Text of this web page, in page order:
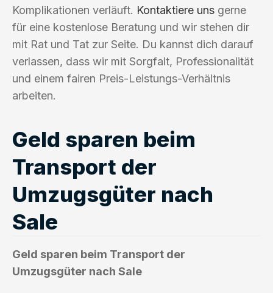
Komplikationen verläuft. Kontaktiere uns gerne
für eine kostenlose Beratung und wir stehen dir
mit Rat und Tat zur Seite. Du kannst dich darauf
verlassen, dass wir mit Sorgfalt, Professionalität
und einem fairen Preis-Leistungs-Verhältnis
arbeiten.
Geld sparen beim
Transport der
Umzugsgüter nach
Sale
Geld sparen beim Transport der
Umzugsgüter nach Sale